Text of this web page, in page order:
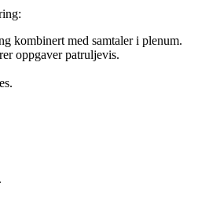
kombinert med samtaler i plenum.
oppgaver patruljevis.